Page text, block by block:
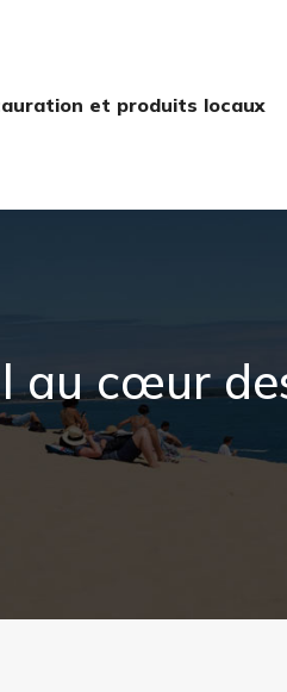
et produits locaux
au cœur